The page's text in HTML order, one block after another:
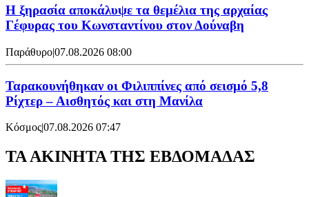
Η ξηρασία αποκάλυψε τα θεμέλια της αρχαίας
Γέφυρας του Κωνσταντίνου στον Δούναβη
Παράθυρο|07.08.2026 08:00
Ταρακουνήθηκαν οι Φιλιππίνες από σεισμό 5,8
Ρίχτερ – Αισθητός και στη Μανίλα
Κόσμος|07.08.2026 07:47
ΤΑ ΑΚΙΝΗΤΑ ΤΗΣ ΕΒΔΟΜΑΔΑΣ